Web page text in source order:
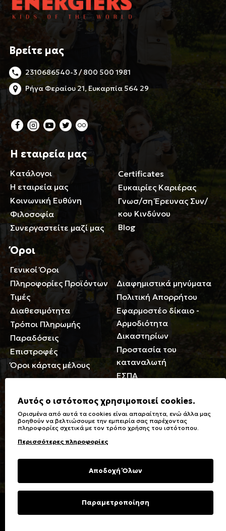
Βρείτε μας
2310686540-3 / 800 500 1981
Ρήγα Φεραίου 21, Ευκαρπία 564 29
Η εταιρεία μας
Κατάλογοι
Η εταιρεία μας
Κοινωνική Ευθύνη
Φιλοσοφία
Συνεργαστείτε μαζί μας
Certificates
Ευκαιρίες Καριέρας
Γνωσ/ση Έρευνας Συν/
κου Κινδύνου
Blog
Όροι
Γενικοί Όροι
Πληροφορίες Προϊόντων
Τιμές
Διαθεσιμότητα
Τρόποι Πληρωμής
Παραδόσεις
Επιστροφές
Όροι κάρτας μέλους
Περιορισμοί ευθύνης
Διαφημιστικά μηνύματα
Πολιτική Απορρήτου
Εφαρμοστέο δίκαιο -
Αρμοδιότητα
Δικαστηρίων
Προστασία του
καταναλωτή
ΕΣΠΑ
Γενικά
Καταστήματα
Ειδικές Εκπτώσεις ΑμΕΑ
Δωροκάρτες
Συχνές Ερωτήσεις
Φροντίδα Ρούχων
Σύμβολα πλύσης,
σιδερώματος
υφασμάτων
Επικοινωνία
Copyright © 2023 Energiers.gr
Αυτός ο ιστότοπος χρησιμοποιεί cookies.
Ορισμένα από αυτά τα cookies είναι απαραίτητα, ενώ άλλα μας
βοηθούν να βελτιώσουμε την εμπειρία σας παρέχοντας
πληροφορίες σχετικά με τον τρόπο χρήσης του ιστότοπου.
Περισσότερες πληροφορίες
Αποδοχή Όλων
Παραμετροποίηση